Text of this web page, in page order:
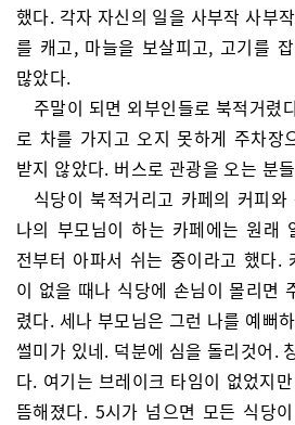
했다. 각자 자신의 일을 사부작 사부
를 캐고, 마늘을 보살피고, 고기를
많았다.
주말이 되면 외부인들로 북적거렸
로 차를 가지고 오지 못하게 주차장
받지 않았다. 버스로 관광을 오는 분
식당이 북적거리고 카페의 커피
나의 부모님이 하는 카페에는 원래
전부터 아파서 쉬는 중이라고 했다.
이 없을 때나 식당에 손님이 몰리면
렸다. 세나 부모님은 그런 나를 예뻐
썰미가 있네. 덕분에 심을 돌리것어.
다. 여기는 브레이크 타임이 없었지
뜸해졌다. 5시가 넘으면 모든 식당